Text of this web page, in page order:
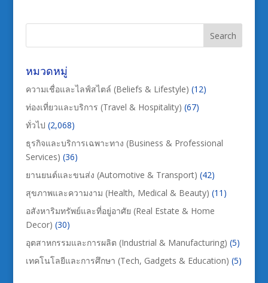
หมวดหมู่
ความเชื่อและไลฟ์สไตล์ (Beliefs & Lifestyle) (12)
ท่องเที่ยวและบริการ (Travel & Hospitality) (67)
ทั่วไป (2,068)
ธุรกิจและบริการเฉพาะทาง (Business & Professional
Services) (36)
ยานยนต์และขนส่ง (Automotive & Transport) (42)
สุขภาพและความงาม (Health, Medical & Beauty) (11)
อสังหาริมทรัพย์และที่อยู่อาศัย (Real Estate & Home
Decor) (30)
อุตสาหกรรมและการผลิต (Industrial & Manufacturing) (5)
เทคโนโลยีและการศึกษา (Tech, Gadgets & Education) (5)